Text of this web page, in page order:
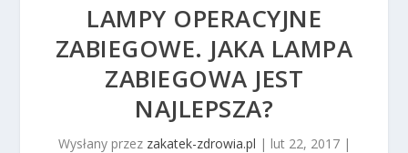
LAMPY OPERACYJNE
ZABIEGOWE. JAKA LAMPA
ZABIEGOWA JEST
NAJLEPSZA?
Wysłany przez zakatek-zdrowia.pl | lut 22, 2017|